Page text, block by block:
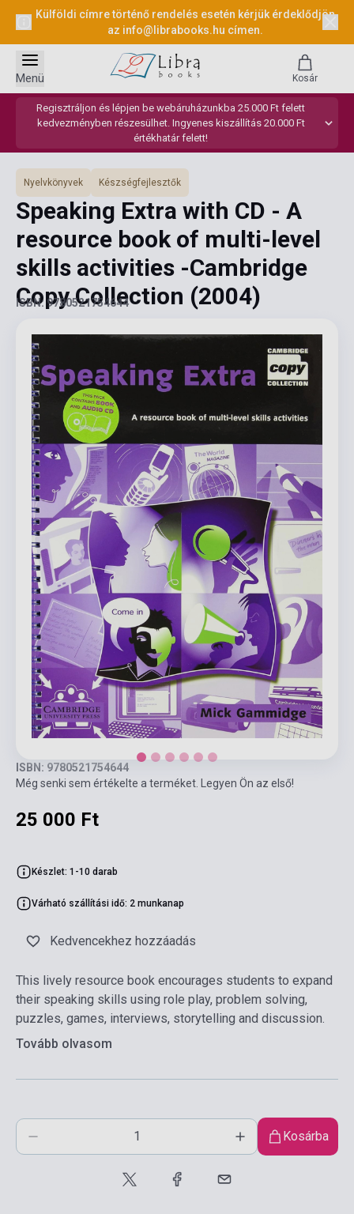
Külföldi címre történő rendelés esetén kérjük érdeklődjön
az info@librabooks.hu címen.
Regisztráljon és lépjen be webáruházunkba 25.000 Ft felett
kedvezményben részesülhet. Ingyenes kiszállítás 20.000 Ft
értékhatár felett!
Menü Kosár
Nyelvkönyvek Készségfejlesztők
Speaking Extra with CD - A
resource book of multi-level
skills activities -Cambridge
Copy Collection (2004)
ISBN: 9780521754644
ISBN: 9780521754644
Még senki sem értékelte a terméket. Legyen Ön az első!
25 000 Ft
Készlet: 1-10 darab
Várható szállítási idő: 2 munkanap
Kedvencekhez hozzáadás
This lively resource book encourages students to expand
their speaking skills using role play, problem solving,
puzzles, games, interviews, storytelling and discussion.
Tovább olvasom
Kosárba